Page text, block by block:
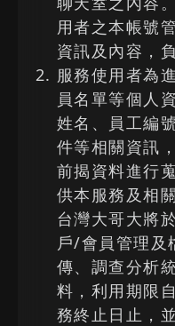
用者之本帳號
資訊及內容，
服務使用者為
員名單等個人
姓名、員工編
件等相關資訊
前揭資料進行
供本服務及相
台灣大哥大將
戶/會員管理及
傳、調查分析
料，利用期限
務終止日止，